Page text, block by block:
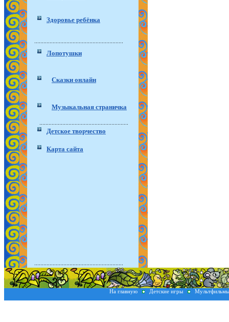
Здоровье ребёнка
Лопотушки
Сказки онлайн
Музыкальная страничка
Детское творчество
Карта сайта
На главную Детские игры Мультфильмы